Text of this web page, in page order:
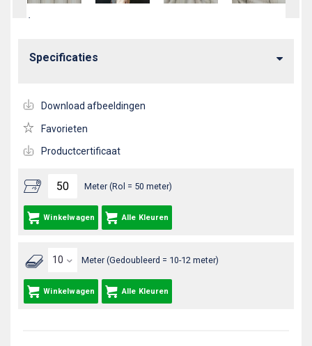
Meter (Rol = 50 meter)
Winkelwagen Alle Kleuren
Meter (Gedoubleerd = 10-12 meter)
Winkelwagen Alle Kleuren
Specificaties
Download afbeeldingen
Favorieten
Productcertificaat